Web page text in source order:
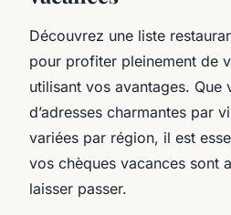
Découvrez une liste
pour profiter pleinement de
utilisant vos avantages. Que
d’adresses charmantes par
variées par région, il est
vos chèques vacances sont
laisser passer.